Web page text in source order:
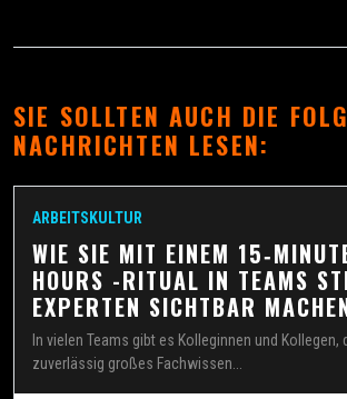
SIE SOLLTEN AUCH DIE
NACHRICHTEN LESEN:
ARBEITSKULTUR
WIE SIE MIT EINEM
HOURS -RITUAL IN TEAMS
EXPERTEN SICHTBAR
In vielen Teams gibt es Kolleginnen und Kollegen,
zuverlässig großes Fachwissen...